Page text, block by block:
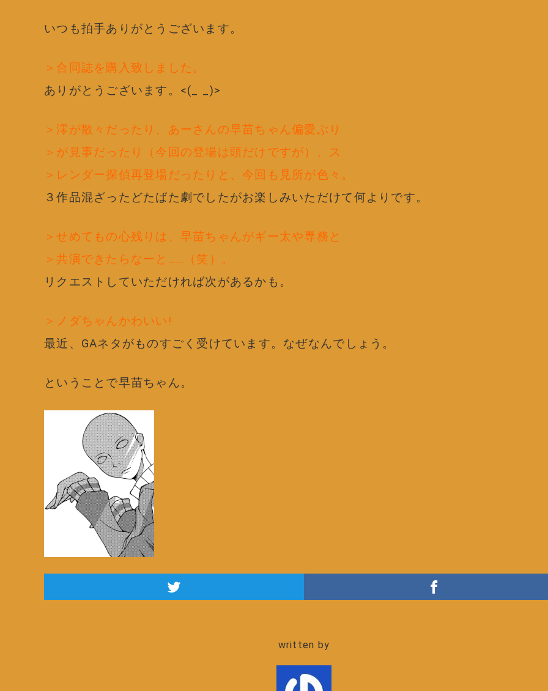
いつも拍手ありがとうございます。
＞合同誌を購入致しました。
ありがとうございます。<(_ _)>
＞澪が散々だったり、あーさんの早苗ちゃん偏愛ぶり
＞が見事だったり（今回の登場は頭だけですが）、ス
＞レンダー探偵再登場だったりと、今回も見所が色々。
３作品混ざったどたばた劇でしたがお楽しみいただけて何よりです。
＞せめてもの心残りは、早苗ちゃんがギー太や専務と
＞共演できたらなーと……（笑）。
リクエストしていただければ次があるかも。
＞ノダちゃんかわいい!
最近、GAネタがものすごく受けています。なぜなんでしょう。
ということで早苗ちゃん。
written by